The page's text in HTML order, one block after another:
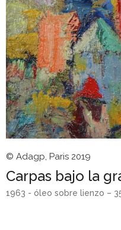
© Adagp, Paris 2019
Carpas bajo la
1963 - óleo sobre lienzo –